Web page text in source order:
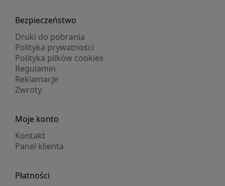
Bezpieczeństwo
Druki do pobrania
Polityka prywatności
Polityka plików cookies
Regulamin
Reklamacje
Zwroty
Moje konto
Kontakt
Panel klienta
Płatności